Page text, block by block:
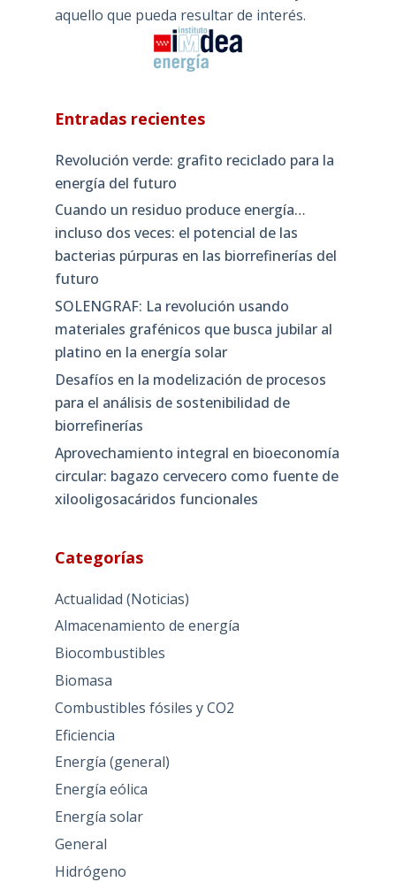
aquello que pueda resultar de interés.
Entradas recientes
Revolución verde: grafito reciclado para la
energía del futuro
Cuando un residuo produce energía…
incluso dos veces: el potencial de las
bacterias púrpuras en las biorrefinerías del
futuro
SOLENGRAF: La revolución usando
materiales grafénicos que busca jubilar al
platino en la energía solar
Desafíos en la modelización de procesos
para el análisis de sostenibilidad de
biorrefinerías
Aprovechamiento integral en bioeconomía
circular: bagazo cervecero como fuente de
xilooligosacáridos funcionales
Categorías
Actualidad (Noticias)
Almacenamiento de energía
Biocombustibles
Biomasa
Combustibles fósiles y CO2
Eficiencia
Energía (general)
Energía eólica
Energía solar
General
Hidrógeno